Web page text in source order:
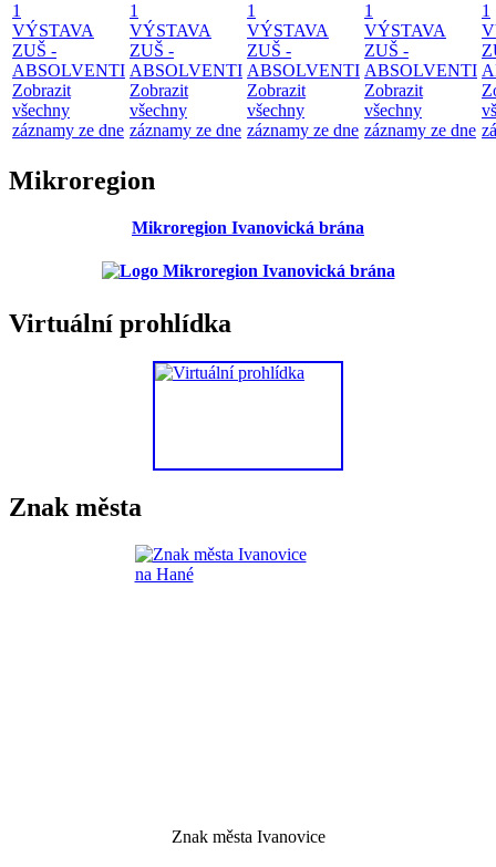
1
VÝSTAVA
ZUŠ -
ABSOLVENTI
Zobrazit
všechny
záznamy ze dne
1
VÝSTAVA
ZUŠ -
ABSOLVENTI
Zobrazit
všechny
záznamy ze dne
1
VÝSTAVA
ZUŠ -
ABSOLVENTI
Zobrazit
všechny
záznamy ze dne
1
VÝSTAVA
ZUŠ -
ABSOLVENTI
Zobrazit
všechny
záznamy ze dne
1
Mikroregion
Mikroregion Ivanovická brána
Virtuální prohlídka
Znak města
Znak města Ivanovice